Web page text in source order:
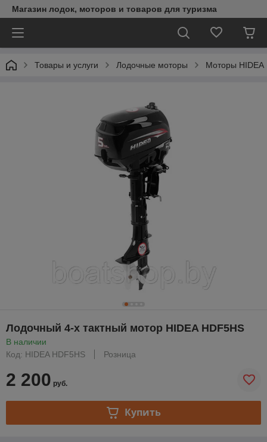
Магазин лодок, моторов и товаров для туризма
Товары и услуги Лодочные моторы Моторы HIDEA
Лодочный 4-х тактный мотор HIDEA HDF5HS
В наличии
Код: HIDEA HDF5HS
Розница
2 200 руб.
Купить